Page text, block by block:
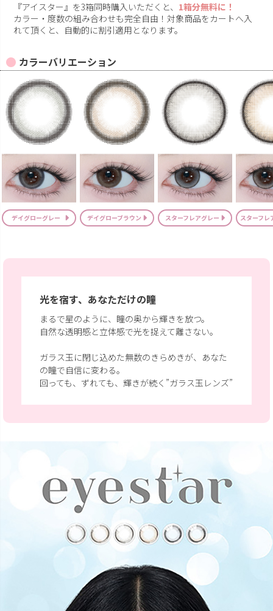
『アイスター』を3箱同時購入いただくと、 1箱分無料に！
カラー・度数の組み合わせも完全自由！対象商品をカートへ入
れて頂くと、自動的に割引適用となります。
カラーバリエーション
デイグローグレー デイグローブラウン スターフレアグレー スターフレ
光を宿す、あなただけの瞳
まるで星のように、瞳の奥から輝きを放つ。
自然な透明感と立体感で光を捉えて離さない。
ガラス玉に閉じ込めた無数のきらめきが、あなた
の瞳で自信に変わる。
回っても、ずれても、輝きが続く”ガラス玉レンズ”